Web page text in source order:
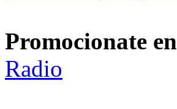
Promocionate
Radio